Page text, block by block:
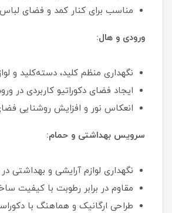
مناسب برای کنار کمد و فضای
ورودی و هال:
نگهداری منظم کلید، دسته‌کلید و
ایجاد فضای دکوراتیو کاربردی در
انعکاس نور و افزایش روشنایی
سرویس بهداشتی و حمام:
نگهداری لوازم آرایشی و بهداشتی
مقاوم در برابر رطوبت با کیفیت
طراحی ارگانیک و هماهنگ با